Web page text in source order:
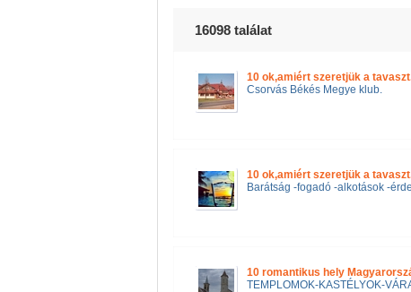
16098 találat
10 ok,amiért szeretjük a
Csorvás Békés Megye klub.
10 ok,amiért szeretjük a
Barátság -fogadó -alkotások -
10 romantikus hely
TEMPLOMOK-KASTÉLYOK-